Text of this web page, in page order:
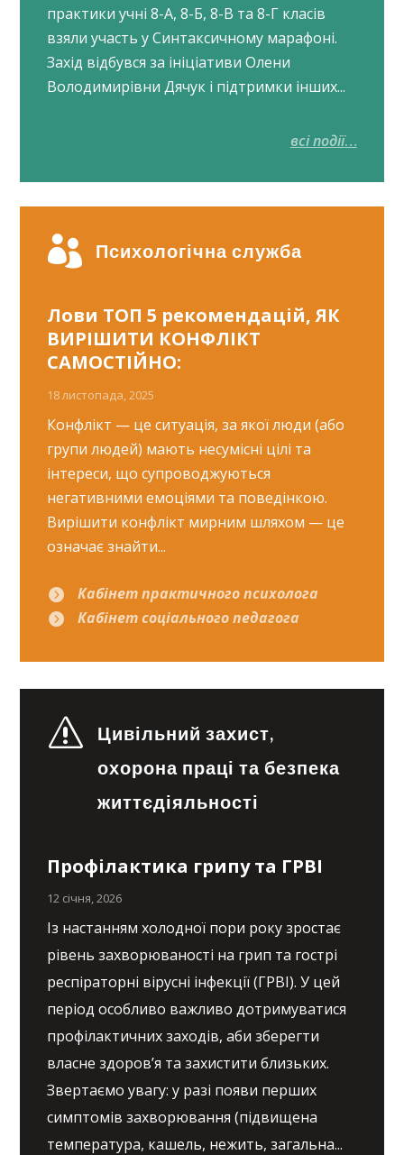
практики учні 8-А, 8-Б, 8-В та 8-Г класів
взяли участь у Синтаксичному марафоні.
Захід відбувся за ініціативи Олени
Володимирівни Дячук і підтримки інших...
всі події…
 Психологічна служба
Лови ТОП 5 рекомендацій, ЯК
ВИРІШИТИ КОНФЛІКТ
САМОСТІЙНО:
18 листопада, 2025
Конфлікт — це ситуація, за якої люди (або
групи людей) мають несумісні цілі та
інтереси, що супроводжуються
негативними емоціями та поведінкою.
Вирішити конфлікт мирним шляхом — це
означає знайти...
 Кабінет практичного психолога
 Кабінет соціального педагога
s
Цивільний захист,
охорона праці та безпека
життєдіяльності
Профілактика грипу та ГРВІ
12 січня, 2026
Із настанням холодної пори року зростає
рівень захворюваності на грип та гострі
респіраторні вірусні інфекції (ГРВІ). У цей
період особливо важливо дотримуватися
профілактичних заходів, аби зберегти
власне здоров’я та захистити близьких.
Звертаємо увагу: у разі появи перших
симптомів захворювання (підвищена
температура, кашель, нежить, загальна...